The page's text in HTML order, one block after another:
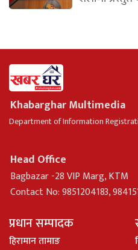
Khabarghar Multimedia
Department of Information
Head Office
Bagbazar -28 VIP Marg, KTM
Contact No: 9851204183,
प्रधान सम्पादक
हिरामान तामाङ